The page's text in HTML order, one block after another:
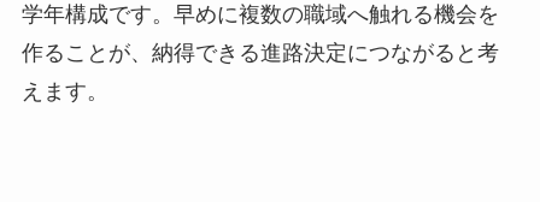
学年構成です。早めに複数の職域へ触れる機会を
作ることが、納得できる進路決定につながると考
えます。